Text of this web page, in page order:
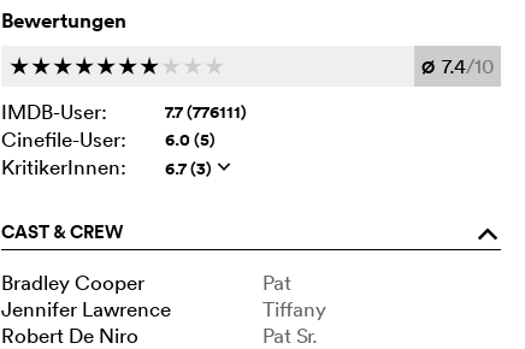
Bewertungen
ccccccc c c c Ø 7.4/10
IMDB-User:
7.7 (776111)
Cinefile-User: 6.0 (5)
KritikerInnen: 6.7 (3) q
CAST & CREW o
Bradley Cooper
Pat
Jennifer Lawrence
Tiffany
Robert De Niro
Pat Sr.